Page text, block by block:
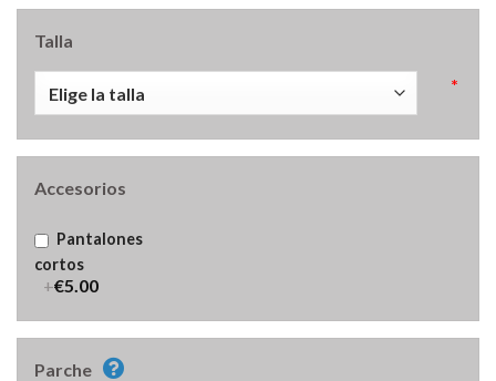
Talla
*
Accesorios
Pantalones
cortos
+€5.00
Parche